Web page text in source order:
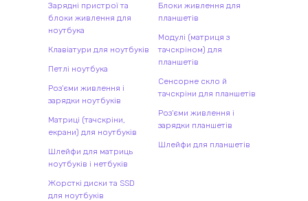
Зарядні пристрої та
блоки живлення для
ноутбука
Клавіатури для ноутбуків
Петлі ноутбука
Роз'єми живлення і
зарядки ноутбуків
Матриці (тачскріни,
екрани) для ноутбуків
Шлейфи для матриць
ноутбуків і нетбуків
Жорсткі диски та SSD
для ноутбуків
Блоки живлення для
планшетів
Модулі (матриця з
тачскріном) для
планшетів
Сенсорне скло й
тачскріни для планшетів
Роз'єми живлення і
зарядки планшетів
Шлейфи для планшетів